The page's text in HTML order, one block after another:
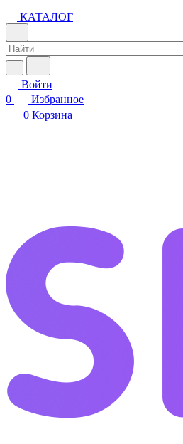
КАТАЛОГ
Войти
0
Избранное
0 Корзина